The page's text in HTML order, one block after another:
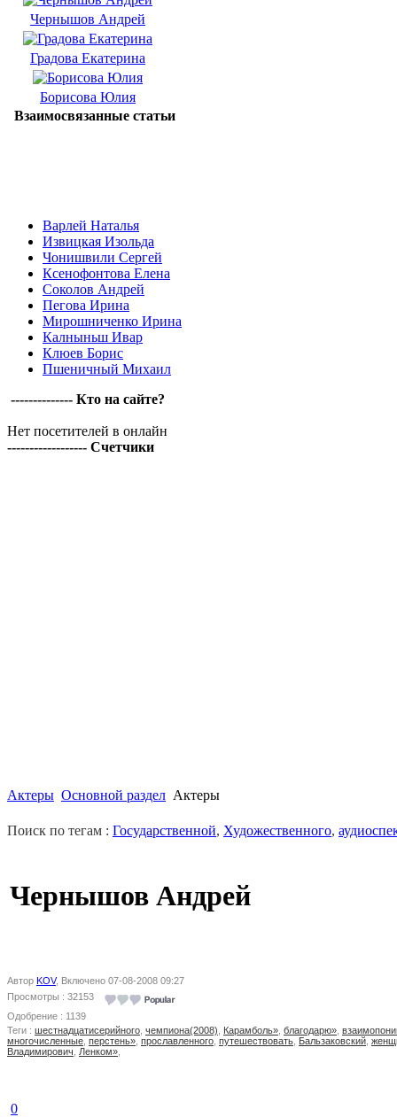
Чернышов Андрей
Градова Екатерина
Борисова Юлия
Взаимосвязанные статьи
Варлей Наталья
Извицкая Изольда
Чонишвили Сергей
Ксенофонтова Елена
Соколов Андрей
Пегова Ирина
Мирошниченко Ирина
Калныньш Ивар
Клюев Борис
Пшеничный Михаил
-------------- Кто на сайте?
Нет посетителей в онлайн
------------------ Счетчики
Актеры Основной раздел Актеры
Поиск по тегам : Государственной, Художественного,
Чернышов Андрей
Автор KOV, Включено 07-08-2008 09:27
Просмотры : 32153
Одобрение : 1139
Теги : шестнадцатисерийного чемпиона(2008) Карамболь» благодарю»
многочисленные перстень» прославленного путешествовать Бальзаковский
Владимирович
Ленком»
0